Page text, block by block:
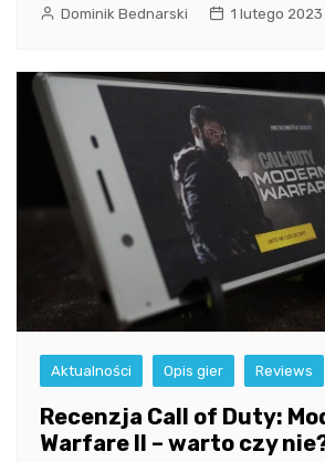
Dominik Bednarski 1 lutego 2023
Aktualności Opis gier Reviews
Recenzja Call of Duty:
Warfare II – warto czy